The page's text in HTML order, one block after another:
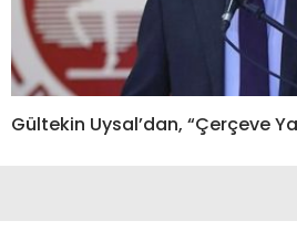
Gültekin Uysal’dan, “Çerçeve